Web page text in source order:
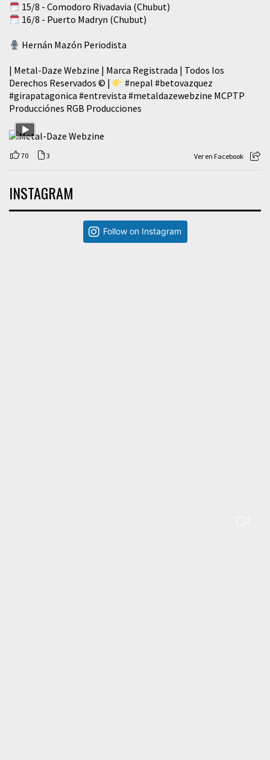
15/8 - Comodoro Rivadavia (Chubut)
16/8 - Puerto Madryn (Chubut)
Hernán Mazón Periodista
| Metal-Daze Webzine | Marca Registrada | Todos los
Derechos Reservados © |
#nepal #betovazquez
#girapatagonica #entrevista #metaldazewebzine MCPTP
Producciónes RGB Producciones
70 3 Ver en Facebook
INSTAGRAM
Follow on Instagram